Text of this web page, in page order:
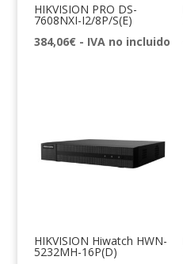
HIKVISION PRO DS-
7608NXI-I2/8P/S(E)
384,06€ - IVA no incluido
HIKVISION Hiwatch HWN-
5232MH-16P(D)